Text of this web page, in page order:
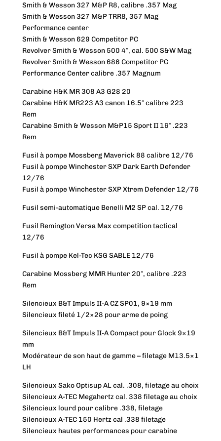
Smith & Wesson 327 M&P R8, calibre .357 Mag
Smith & Wesson 327 M&P TRR8, 357 Mag
Performance center
Smith & Wesson 629 Competitor PC
Revolver Smith & Wesson 500 4″, cal. 500 S&W Mag
Revolver Smith & Wesson 686 Competitor PC
Performance Center calibre .357 Magnum
Carabine H&K MR 308 A3 G28 20
Carabine H&K MR223 A3 canon 16.5″ calibre 223
Rem
Carabine Smith & Wesson M&P15 Sport II 16″ .223
Rem
Fusil à pompe Mossberg Maverick 88 calibre 12/76
Fusil à pompe Winchester SXP Dark Earth Defender
12/76
Fusil à pompe Winchester SXP Xtrem Defender 12/76
Fusil semi-automatique Benelli M2 SP cal. 12/76
Fusil Remington Versa Max competition tactical
12/76
Fusil à pompe Kel-Tec KSG SABLE 12/76
Carabine Mossberg MMR Hunter 20″, calibre .223
Rem
Silencieux B&T Impuls II-A CZ SP01, 9×19 mm
Silencieux fileté 1/2×28 pour arme de poing
Silencieux B&T Impuls II-A Compact pour Glock 9×19
mm
Modérateur de son haut de gamme – filetage M13.5×1
LH
Silencieux Sako Optisup AL cal. .308, filetage au choix
Silencieux A-TEC Megahertz cal. 338 filetage au choix
Silencieux lourd pour calibre .338, filetage
Silencieux A-TEC 150 Hertz cal .338 filetage
Silencieux hautes performances pour carabine